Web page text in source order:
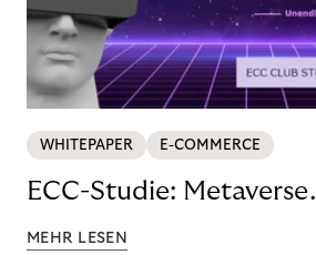
WHITEPAPER E-COMMERCE
ECC-Studie: Metaverse.
MEHR LESEN